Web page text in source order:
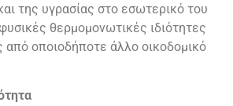
της υγρασίας στο εσωτερικό του
θερμομονωτικές ιδιότητες
από οποιοδήποτε άλλο οικοδομικό